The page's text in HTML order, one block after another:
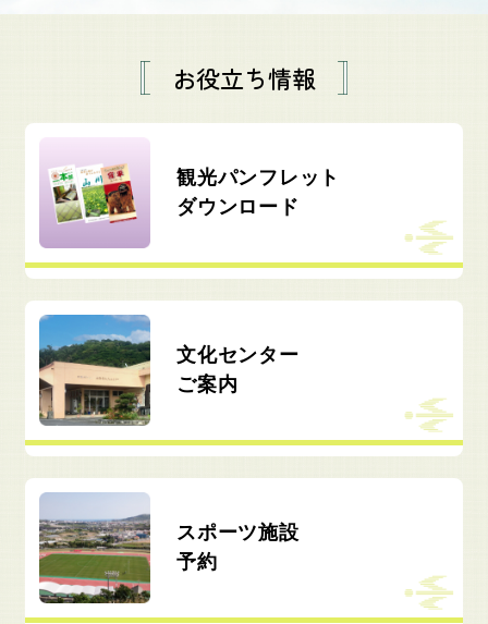
お役立ち情報
観光パンフレット
ダウンロード
文化センター
ご案内
スポーツ施設
予約